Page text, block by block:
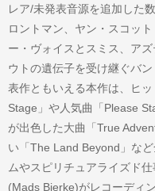
レア/未発表音源を追加した
ロントマン、ヤン・スコッ
ー・ヴォイスとスミス、ア
ウトの遺伝子を受け継ぐバ
表作ともいえる本作は、ヒ
Stage」や人気曲「Please
が出色した大曲「True
い「The Land Beyond」な
ムやスピリチュアライズド
(Mads Bjerke)がレコーディ